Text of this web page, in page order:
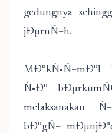
gedungnya
jÐµrnÑ–h.
MÐ°kÑ•Ñ–mÐ°l
Ñ•Ð°
melaksanakan
bÐ°gÑ–